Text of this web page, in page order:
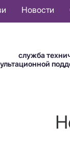
Новости
служба